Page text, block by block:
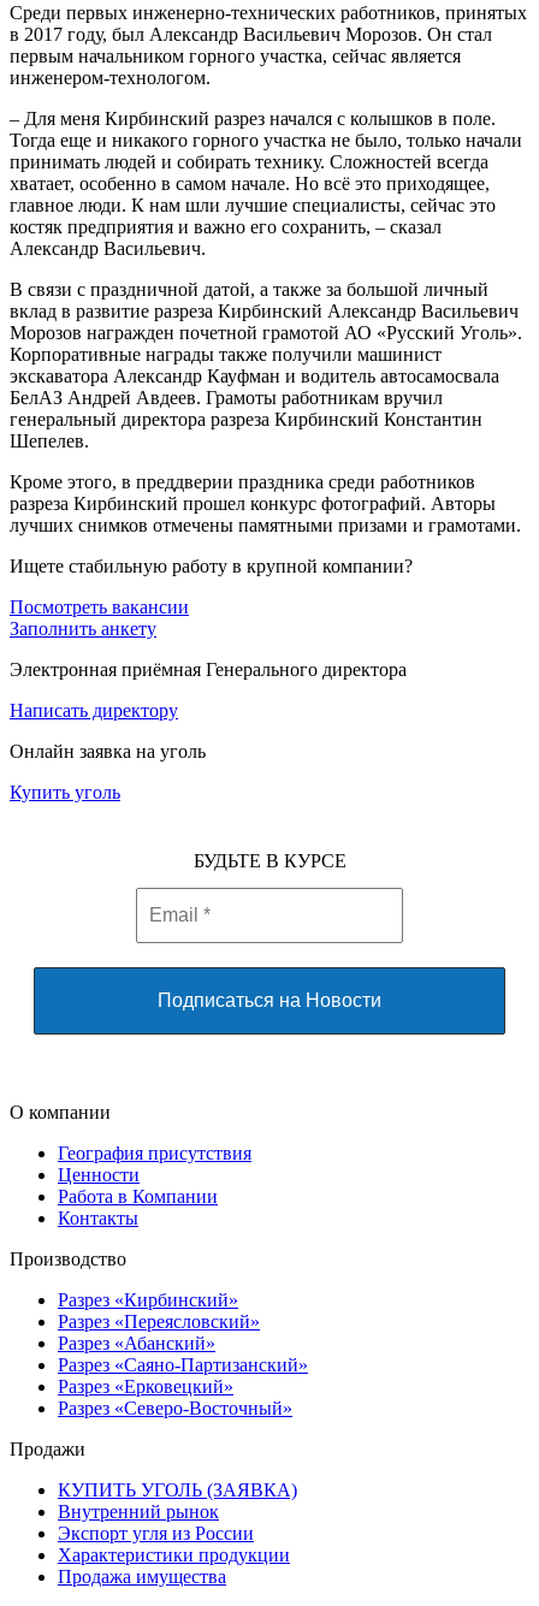
Среди первых инженерно-технических работников, принятых
в 2017 году, был Александр Васильевич Морозов. Он стал
первым начальником горного участка, сейчас является
инженером-технологом.
– Для меня Кирбинский разрез начался с колышков в поле.
Тогда еще и никакого горного участка не было, только начали
принимать людей и собирать технику. Сложностей всегда
хватает, особенно в самом начале. Но всё это приходящее,
главное люди. К нам шли лучшие специалисты, сейчас это
костяк предприятия и важно его сохранить, – сказал
Александр Васильевич.
В связи с праздничной датой, а также за большой личный
вклад в развитие разреза Кирбинский Александр Васильевич
Морозов награжден почетной грамотой АО «Русский Уголь».
Корпоративные награды также получили машинист
экскаватора Александр Кауфман и водитель автосамосвала
БелАЗ Андрей Авдеев. Грамоты работникам вручил
генеральный директора разреза Кирбинский Константин
Шепелев.
Кроме этого, в преддверии праздника среди работников
разреза Кирбинский прошел конкурс фотографий. Авторы
лучших снимков отмечены памятными призами и грамотами.
Ищете стабильную работу в крупной компании?
Посмотреть вакансии
Заполнить анкету
Электронная приёмная Генерального директора
Написать директору
Онлайн заявка на уголь
Купить уголь
БУДЬТЕ В КУРСЕ
О компании
География присутствия
Ценности
Работа в Компании
Контакты
Производство
Разрез «Кирбинский»
Разрез «Переясловский»
Разрез «Абанский»
Разрез «Саяно-Партизанский»
Разрез «Ерковецкий»
Разрез «Северо-Восточный»
Продажи
КУПИТЬ УГОЛЬ (ЗАЯВКА)
Внутренний рынок
Экспорт угля из России
Характеристики продукции
Продажа имущества